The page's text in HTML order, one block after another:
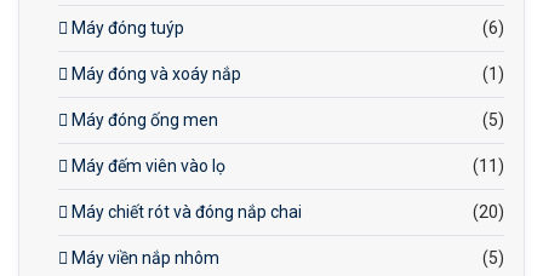
Máy đóng tuýp (6)
Máy đóng và xoáy nắp (1)
Máy đóng ống men (5)
Máy đếm viên vào lọ (11)
Máy chiết rót và đóng nắp chai (20)
Máy viền nắp nhôm (5)